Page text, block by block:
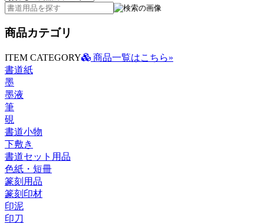
商品カテゴリ
ITEM CATEGORY
商品一覧はこちら»
書道紙
墨
墨液
筆
硯
書道小物
下敷き
書道セット用品
色紙・短冊
篆刻用品
篆刻印材
印泥
印刀